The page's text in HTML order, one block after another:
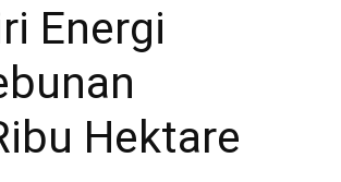
Energi
Hektare